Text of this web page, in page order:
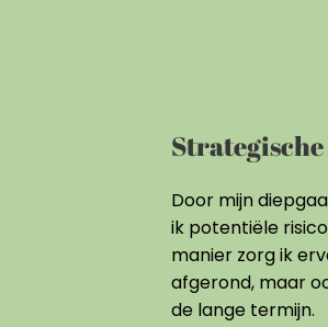
Door mijn
ik potentiële
manier zorg ik
afgerond, maar
de lange termijn.